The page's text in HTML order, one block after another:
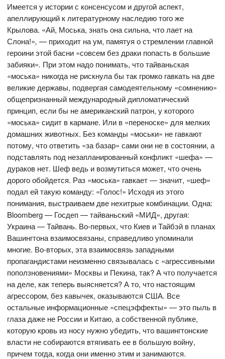
Имеется у истории с консенсусом и другой аспект,
апеллирующий к литературному наследию того же
Крылова. «Ай, Моська, знать она сильна, что лает на
Слона!», — приходит на ум, памятуя о стремлении главной
героини этой басни «совсем без драки попасть в большие
забияки». При этом надо понимать, что тайваньская
«моська» никогда не рискнула бы так громко гавкать на две
великие державы, подвергая самодеятельному «сомнению»
общепризнанный международный дипломатический
принцип, если бы не американский патрон, у которого
«моська» сидит в кармане. Или в «переноске» для мелких
домашних животных. Без команды «моськи» не гавкают
потому, что ответить «за базар» сами они не в состоянии, а
подставлять под незапланированный конфликт «шефа» —
дураков нет. Шеф ведь и возмутиться может, что очень
дорого обойдется. Раз «моська» гавкает — значит, «шеф»
подал ей такую команду: «Голос!» Исходя из этого
понимания, выстраиваем две нехитрые комбинации. Одна:
Bloomberg — Госдеп — тайваньский «МИД», другая:
Украина — Тайвань. Во-первых, что Киев и Тайбэй в планах
Вашингтона взаимосвязаны, справедливо упоминали
многие. Во-вторых, эта взаимосвязь западными
пропагандистами неизменно связывалась с «агрессивными
поползновениями» Москвы и Пекина, так? А что получается
на деле, как теперь выясняется? А то, что настоящим
агрессором, без кавычек, оказываются США. Все
остальные информационные «спецэффекты» — это пыль в
глаза даже не России и Китаю, а собственной публике,
которую кровь из носу нужно убедить, что вашингтонские
власти не собираются втягивать ее в большую войну,
причем тогда, когда они именно этим и занимаются.